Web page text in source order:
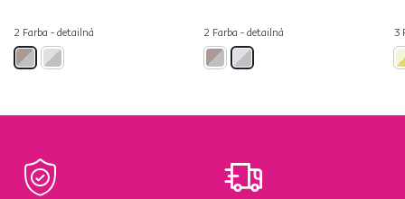
2 Farba - detailná 2 Farba - detailná 3